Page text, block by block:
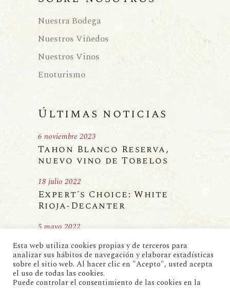
Nuestra Bodega
Nuestros Viñedos
Nuestros Vinos
Enoturismo
Últimas noticias
Tahon Blanco Reserva,
nuevo vino de Tobelos
6 noviembre 2023
Expert´s Choice: White
Rioja-Decanter
18 julio 2022
Lanzamiento Nuevo
TOBELOS 506m
5 mayo 2022
Esta web utiliza cookies propias y de terceros para
analizar sus hábitos de navegación y elaborar estadísticas
sobre el sitio web. Al hacer clic en "Acepto", usted acepta
el uso de todas las cookies.
Puede controlar el consentimiento de las cookies en la